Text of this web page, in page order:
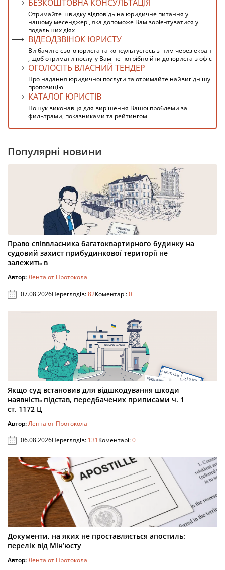
БЕЗКОШТОВНА КОНСУЛЬТАЦІЯ
Отримайте швидку відповідь на юридичне питання у
нашому месенджері, яка допоможе Вам зорієнтуватися у
подальших діях
ВІДЕОДЗВІНОК ЮРИСТУ
Ви бачите свого юриста та консультуєтесь з ним через екран
, щоб отримати послугу Вам не потрібно йти до юриста в офіс
ОГОЛОСІТЬ ВЛАСНИЙ ТЕНДЕР
Про надання юридичної послуги та отримайте найвигіднішу
пропозицію
КАТАЛОГ ЮРИСТІВ
Пошук виконавця для вирішення Вашої проблеми за
фильтрами, показниками та рейтингом
Популярні новини
Право співвласника багатоквартирного будинку на
судовий захист прибудинкової території не
залежить в
Автор:Лента от Протокола
07.08.2026Переглядів:82Коментарі:0
Якщо суд встановив для відшкодування шкоди
наявність підстав, передбачених приписами ч. 1
ст. 1172 Ц
Автор:Лента от Протокола
06.08.2026Переглядів: 131Коментарі:0
Документи, на яких не проставляється апостиль:
перелік від Мін’юсту
Автор:Лента от Протокола